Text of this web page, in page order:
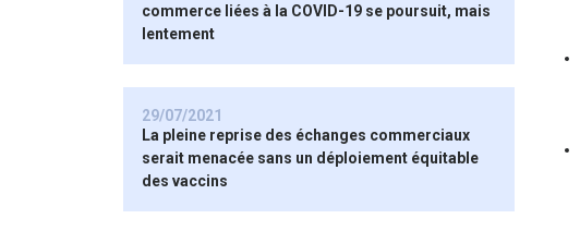
commerce liées à la COVID-19 se poursuit, mais
lentement
29/07/2021
La pleine reprise des échanges commerciaux
serait menacée sans un déploiement équitable
des vaccins